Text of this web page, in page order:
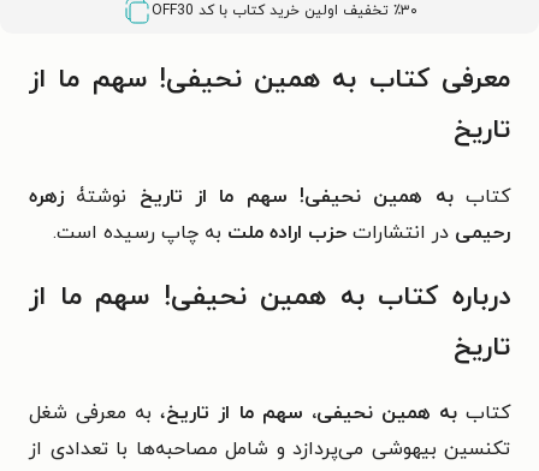
٪۳۰ تخفیف اولین خرید کتاب با کد OFF30
معرفی کتاب به همین نحیفی! سهم ما از
تاریخ
کتاببه همین نحیفی! سهم ما از تاریخ نوشتۀ زهره
رحیمی در انتشارات حزب اراده ملت به چاپ رسیده است.
درباره کتاب به همین نحیفی! سهم ما از
تاریخ
کتاببه همین نحیفی، سهم ما از تاریخ، به معرفی شغل
تکنسین بیهوشی می‌پردازد و شامل مصاحبه‌ها با تعدادی از